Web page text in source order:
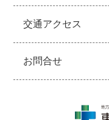
交通アクセス
お問合せ